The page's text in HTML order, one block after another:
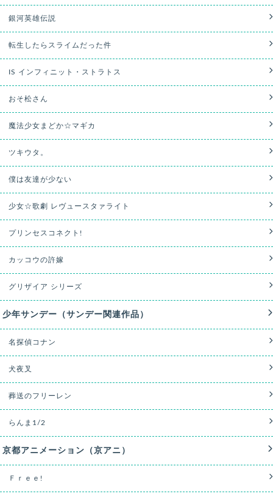
銀河英雄伝説
転生したらスライムだった件
IS インフィニット・ストラトス
おそ松さん
魔法少女まどか☆マギカ
ツキウタ。
僕は友達が少ない
少女☆歌劇 レヴュースタァライト
プリンセスコネクト!
カッコウの許嫁
グリザイア シリーズ
少年サンデー（サンデー関連作品）
名探偵コナン
犬夜叉
葬送のフリーレン
らんま1/2
京都アニメーション（京アニ）
Ｆｒｅｅ!